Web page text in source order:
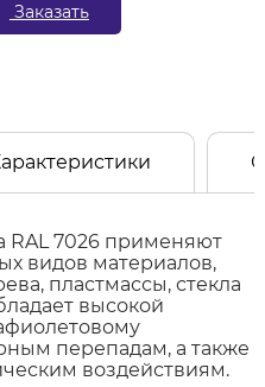
Заказать
RAL 7026 применяют
видов материалов,
пластмассы, стекла
высокой
перепадам, а также
воздействиям.